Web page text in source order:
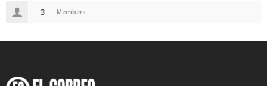
3 Members